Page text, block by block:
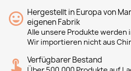
Hergestellt in Europa von
eigenen Fabrik
Alle unsere Produkte werden
Wir importieren nicht aus
Verfügbarer Bestand